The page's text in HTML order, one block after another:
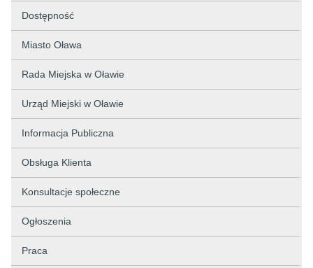
Dostępność
Miasto Oława
Rada Miejska w Oławie
Urząd Miejski w Oławie
Informacja Publiczna
Obsługa Klienta
Konsultacje społeczne
Ogłoszenia
Praca